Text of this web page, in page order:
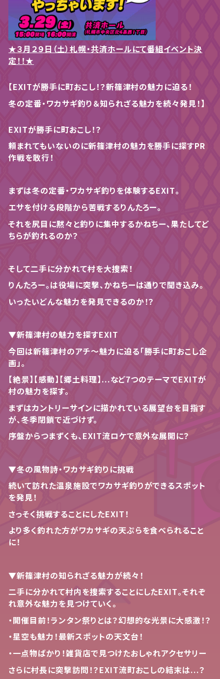
★３月２９日（土）札幌・共済ホールにて番組イベント決
定！！★
【EXITが勝手に町おこし！？新篠津村の魅力に迫る！
冬の定番・ワカサギ釣り＆知られざる魅力を続々発見！】
EXITが勝手に町おこし！？
頼まれてもいないのに新篠津村の魅力を勝手に探すPR
作戦を敢行！
まずは冬の定番・ワカサギ釣りを体験するEXIT。
エサを付ける段階から苦戦するりんたろー。
それを尻目に黙々と釣りに集中するかねちー、果たしてど
ちらが釣れるのか？
そして二手に分かれて村を大捜索！
りんたろー。は役場に突撃、かねちーは通りで聞き込み。
いったいどんな魅力を発見できるのか！？
▼新篠津村の魅力を探すEXIT
今回は新篠津村のアチ～魅力に迫る「勝手に町おこし企
画」。
【絶景】【感動】【郷土料理】...など7つのテーマでEXITが
村の魅力を探す。
まずはカントリーサインに描かれている展望台を目指す
が、冬季閉鎖で近づけず。
序盤からつまずくも、EXIT流ロケで意外な展開に？
▼冬の風物詩・ワカサギ釣りに挑戦
続いて訪れた温泉施設でワカサギ釣りができるスポット
を発見！
さっそく挑戦することにしたEXIT ！
より多く釣れた方がワカサギの天ぷらを食べられること
に！
▼新篠津村の知られざる魅力が続々！
二手に分かれて村内を捜索することにしたEXIT。それぞ
れ意外な魅力を見つけていく。
・開催目前！ランタン祭りとは？幻想的な光景に大感激！？
・星空も魅力！最新スポットの天文台！
・一点物ばかり！雑貨店で見つけたおしゃれアクセサリー
さらに村長に突撃訪問！？EXIT流町おこしの結末は...？